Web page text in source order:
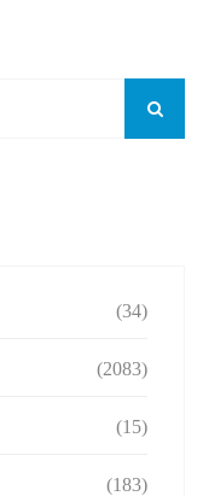
(34)
(2083)
(15)
(183)